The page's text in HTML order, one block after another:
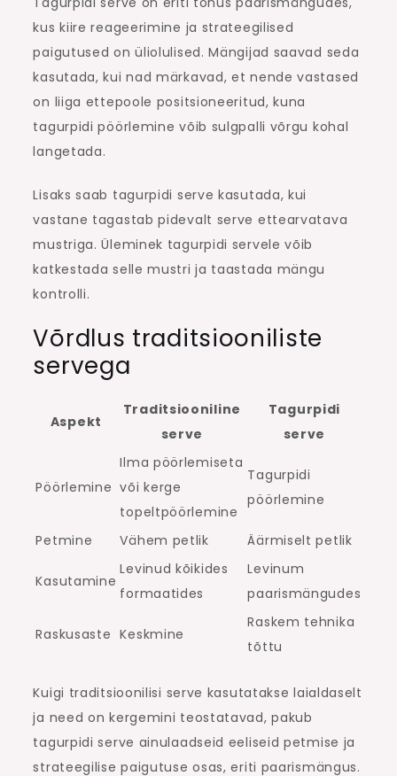
kus kiire reageerimine ja strateegilised
paigutused on üliolulised. Mängijad saavad seda
kasutada, kui nad märkavad, et nende vastased
on liiga ettepoole positsioneeritud, kuna
tagurpidi pöörlemine võib sulgpalli võrgu kohal
langetada.
Lisaks saab tagurpidi serve kasutada, kui
vastane tagastab pidevalt serve ettearvatava
mustriga. Üleminek tagurpidi servele võib
katkestada selle mustri ja taastada mängu
kontrolli.
Võrdlus traditsiooniliste
servega
Aspekt
Traditsiooniline
serve
Tagurpidi
serve
Pöörlemine
Ilma pöörlemiseta
või kerge
topeltpöörlemine
Tagurpidi
pöörlemine
Petmine Vähem petlik Äärmiselt petlik
Kasutamine
Levinud kõikides
formaatides
Levinum
paarismängudes
Raskusaste Keskmine
Raskem tehnika
tõttu
Kuigi traditsioonilisi serve kasutatakse laialdaselt
ja need on kergemini teostatavad, pakub
tagurpidi serve ainulaadseid eeliseid petmise ja
strateegilise paigutuse osas, eriti paarismängus.